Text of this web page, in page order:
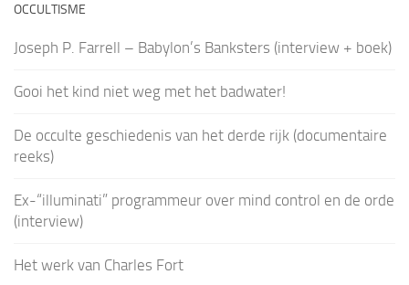
OCCULTISME
Joseph P. Farrell – Babylon’s Banksters (interview + boek)
Gooi het kind niet weg met het badwater!
De occulte geschiedenis van het derde rijk (documentaire
reeks)
Ex-“illuminati” programmeur over mind control en de orde
(interview)
Het werk van Charles Fort